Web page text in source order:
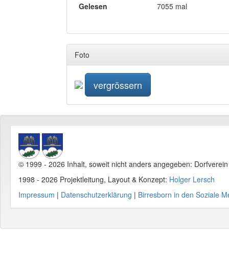
Gelesen
7055 mal
Foto
vergrössern
© 1999 - 2026 Inhalt, soweit nicht anders angegeben:
1998 - 2026 Projektleitung, Layout & Konzept: Holger Lersch
Impressum | Datenschutzerklärung | Birresborn in den Soziale